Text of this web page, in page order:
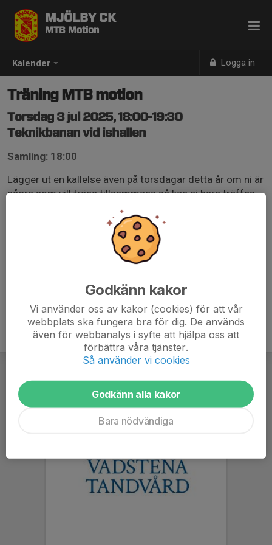
Kalender Logga in
MJÖLBY CK
MTB Motion
Träning MTB motion
Torsdag 3 jul 2025, 18:00-19:30
Teknikbanan vid ishallen
Samling: 18:00
Lägger ut en kallelse även på torsdagar detta år om ni är
några som vill träna tillsammans så kan ni bara träffas
och cykla lite. Det bygger på att ni anmäler er i Svenska
lag så att ni ser om det kommer några
Godkänn kakor
Vi använder oss av kakor (cookies) för att vår
webbplats ska fungera bra för dig. De används
även för webbanalys i syfte att hjälpa oss att
förbättra våra tjänster.
Så använder vi cookies
Godkänn alla kakor
Bara nödvändiga